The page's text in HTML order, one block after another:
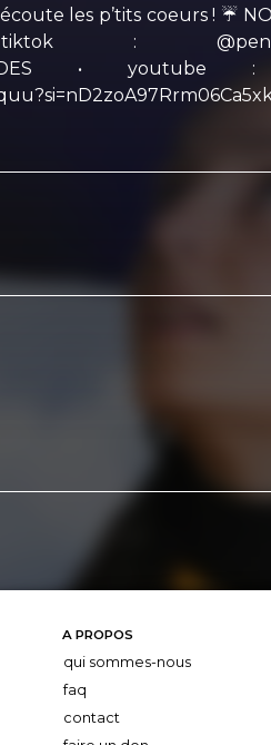
les p’tits coeurs ! ☔️
• tiktok :
• youtube
A PROPOS
qui sommes-nous
faq
contact